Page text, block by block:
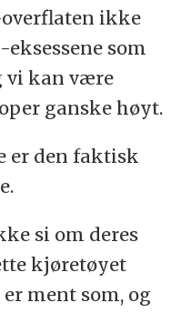
ikke
som
vi kan være
ganske høyt.
er den faktisk
si om deres
kjøretøyet
ment som, og